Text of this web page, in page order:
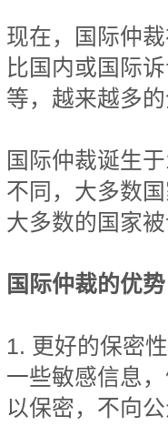
现在，国际仲
比国内或国际
等，越来越多
国际仲裁诞生
不同，大多数
大多数的国家
国际仲裁的优势
1. 更好的保密
一些敏感信息
以保密，不向